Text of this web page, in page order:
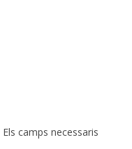
Els camps necessaris